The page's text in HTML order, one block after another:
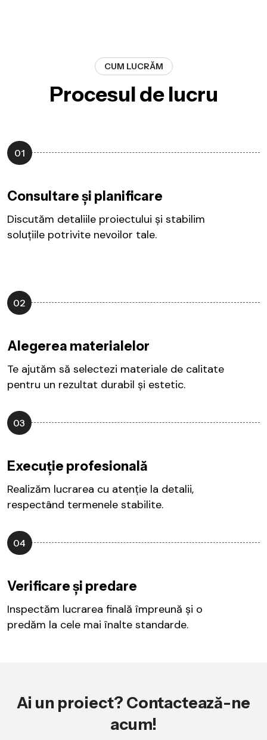
CUM LUCRĂM
Procesul de lucru
01
Consultare și planificare
Discutăm detaliile proiectului și stabilim
soluțiile potrivite nevoilor tale.
02
Alegerea materialelor
Te ajutăm să selectezi materiale de calitate
pentru un rezultat durabil și estetic.
03
Execuție profesională
Realizăm lucrarea cu atenție la detalii,
respectând termenele stabilite.
04
Verificare și predare
Inspectăm lucrarea finală împreună și o
predăm la cele mai înalte standarde.
Ai un proiect? Contactează-ne
acum!